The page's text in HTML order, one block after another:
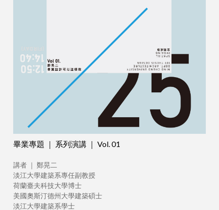
畢業專題 ｜ 系列演講 ｜ Vol. 01
講者 ｜ 鄭晃二
淡江大學建築系專任副教授
荷蘭臺夫科技大學博士
美國奧斯汀德州大學建築碩士
淡江大學建築系學士